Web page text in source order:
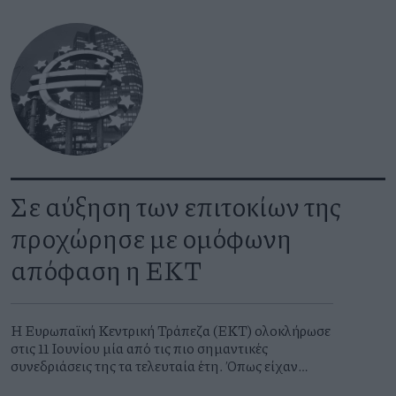
Σε αύξηση των επιτοκίων της
προχώρησε με ομόφωνη
απόφαση η ΕΚΤ
Η Ευρωπαϊκή Κεντρική Τράπεζα (ΕΚΤ) ολοκλήρωσε
στις 11 Ιουνίου μία από τις πιο σημαντικές
συνεδριάσεις της τα τελευταία έτη. Όπως είχαν